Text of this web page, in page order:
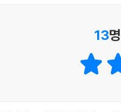
랑의 힘으로 마침내 승화시
로 나아가는 모어의 헤엄은
까. 온갖 상상력을 동원해
겹고 무엇보다 생생하다.
13